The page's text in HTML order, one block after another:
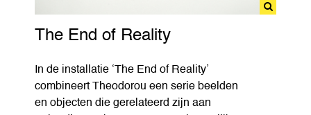
The End of Reality
In de installatie ‘The End of Reality’
combineert Theodorou een serie beelden
en objecten die gerelateerd zijn aan